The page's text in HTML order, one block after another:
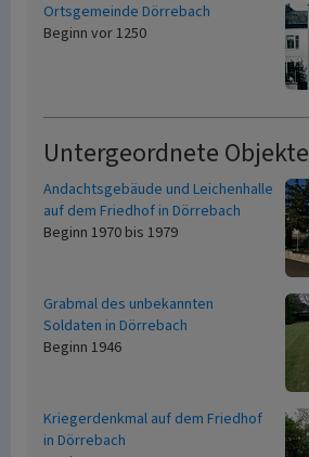
Ortsgemeinde Dörrebach
Beginn vor 1250
Untergeordnete Objekte
Andachtsgebäude und Leichenhalle
auf dem Friedhof in Dörrebach
Beginn 1970 bis 1979
Grabmal des unbekannten
Soldaten in Dörrebach
Beginn 1946
Kriegerdenkmal auf dem Friedhof
in Dörrebach